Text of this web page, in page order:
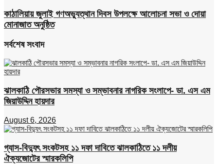
কাঠালিয়ায় জুলাই গণঅভ্যুত্থান দিবস উপলক্ষে আলোচনা সভা ও দোয়া
মোনাজাত অনুষ্ঠিত
সর্বশেষ সংবাদ
ঝালকাঠি পৌরসভার সমস্যা ও সম্ভাবনার নাগরিক সংলাপে- ডা. এস এম
জিয়াউদ্দিন হায়দার
August 6, 2026
গ্যাস-বিদ্যুৎ সংকটসহ ১১ দফা দাবিতে ঝালকাঠিতে ১১ দলীয়
ঐক্যজোটের স্মারকলিপি